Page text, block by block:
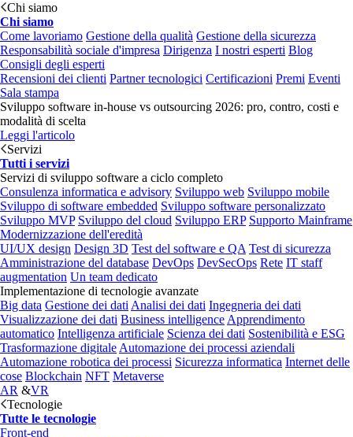
Chi siamo
Chi siamo
Come lavoriamo Gestione della qualità Gestione della sicurezza
Responsabilità sociale d'impresa Dirigenza I nostri esperti Blog
Consigli degli esperti
Recensioni dei clienti Partner tecnologici Certificazioni Premi Eventi
Sala stampa
Sviluppo software in-house vs outsourcing 2026: pro, contro, costi e
modalità di scelta
Leggi l'articolo
Servizi
Tutti i servizi
Servizi di sviluppo software a ciclo completo
Consulenza informatica e advisory Sviluppo web Sviluppo mobile
Sviluppo di software embedded Sviluppo software personalizzato
Sviluppo MVP Sviluppo del cloud Sviluppo ERP Supporto Mainframe
Modernizzazione dell'eredità
UI/UX design Design 3D Test del software e QA Test di sicurezza
Amministrazione del database DevOps DevSecOps Rete IT staff
augmentation Un team dedicato
Implementazione di tecnologie avanzate
Big data Gestione dei dati Analisi dei dati Ingegneria dei dati
Visualizzazione dei dati Business intelligence Apprendimento
automatico Intelligenza artificiale Scienza dei dati Sostenibilità e ESG
Trasformazione digitale Automazione dei processi aziendali
Automazione robotica dei processi Sicurezza informatica Internet delle
cose Blockchain NFT Metaverse
AR &VR
Tecnologie
Tutte le tecnologie
Front-end